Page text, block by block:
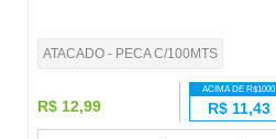
ATACADO - PECA C/100MTS
R$ 12,99
ACIMA DE R$1000
R$ 11,43